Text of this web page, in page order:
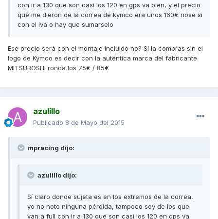
con ir a 130 que son casi los 120 en gps va bien, y el precio
que me dieron de la correa de kymco era unos 160€ nose si
con el iva o hay que sumarselo
Ese precio será con el montaje incluido no? Si la compras sin el
logo de Kymco es decir con la auténtica marca del fabricante
MITSUBOSHI ronda los 75€ / 85€
azulillo
Publicado 8 de Mayo del 2015
mpracing dijo:
azulillo dijo:
Sí claro donde sujeta es en los extremos de la correa,
yo no noto ninguna pérdida, tampoco soy de los que
van a full con ir a 130 que son casi los 120 en gps va